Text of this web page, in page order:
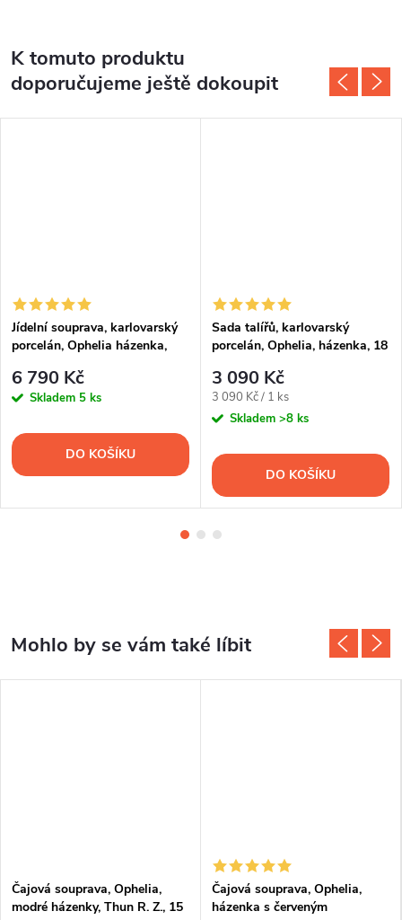
K tomuto produktu
doporučujeme ještě dokoupit
Jídelní souprava, karlovarský
porcelán, Ophelia házenka,
6 790 Kč
Skladem 5 ks
DO KOŠÍKU
Sada talířů, karlovarský
porcelán, Ophelia, házenka, 18
3 090 Kč
Měrná
cena:
3 090 Kč / 1 ks
Skladem >8 ks
DO KOŠÍKU
Čajová souprava, Ophelia,
modré házenky, Thun R. Z., 15
Čajová souprava, Ophelia,
házenka s červeným